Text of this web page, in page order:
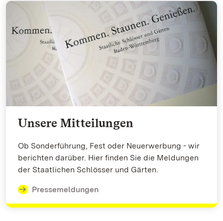
Unsere Mitteilungen
Ob Sonderführung, Fest oder Neuerwerbung - wir
berichten darüber. Hier finden Sie die Meldungen
der Staatlichen Schlösser und Gärten.
Pressemeldungen